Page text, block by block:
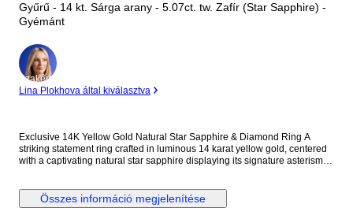
Gyűrű - 14 kt. Sárga arany - 5.07ct. tw. Zafír (Star Sapphire) -
Gyémánt
Szakértő
Lina Plokhova által kiválasztva
Exclusive 14K Yellow Gold Natural Star Sapphire & Diamond Ring A
striking statement ring crafted in luminous 14 karat yellow gold, centered
with a captivating natural star sapphire displaying its signature asterism
adding refined contrast and light. A bold yet elegant piece with impressive
weight and presence on the hand. Metal: 14K Yellow Gold Stones:
Összes információ megjelenítése